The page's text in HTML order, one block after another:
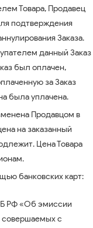
Товара, Продавец
подтверждения
Заказа.
данный Заказ
был оплачен,
за Заказ
была уплачена.
Продавцом в
на заказанный
Цена Товара
банковских карт:
РФ «Об эмиссии
совершаемых с